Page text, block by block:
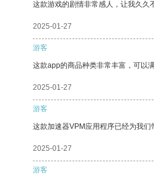
这款游戏的剧情非常感人，让我久久
2025-01-27
游客
这款app的商品种类非常丰富，可以
2025-01-27
游客
这款加速器VPM应用程序已经为我
2025-01-27
游客